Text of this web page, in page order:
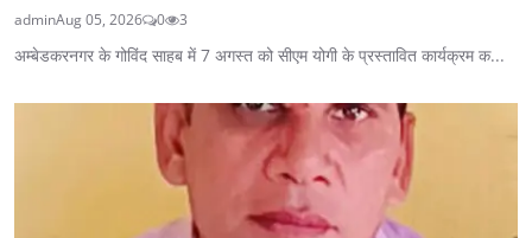
adminAug 05, 2026 0 3
अम्बेडकरनगर के गोविंद साहब में 7 अगस्त को सीएम योगी के प्रस्तावित कार्यक्रम क...